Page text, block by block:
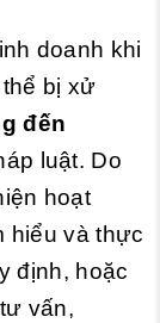
doanh khi
bị xử
đến
luật. Do
hoạt
hiểu và thực
định, hoặc
vấn,